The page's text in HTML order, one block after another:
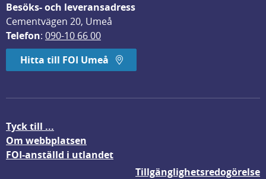
Besöks- och leveransadress
Cementvägen 20, Umeå
Telefon: 090-10 66 00
Hitta till FOI Umeå
Tyck till ...
Om webbplatsen
FOI-anställd i utlandet
Tillgänglighetsredogörelse